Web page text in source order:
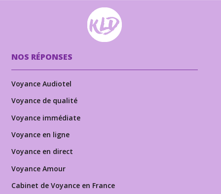
NOS RÉPONSES
Voyance Audiotel
Voyance de qualité
Voyance immédiate
Voyance en ligne
Voyance en direct
Voyance Amour
Cabinet de Voyance en France